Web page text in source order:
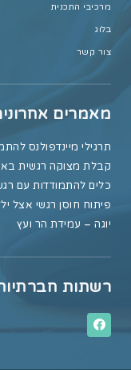
מרכיבי התכנית
בלוג
צור קשר
מאמרים
תרגילי מיינדפולנס
קבלת מצוקה רגשית
כלים להתמודדות עם
פיתוח חוסן רגשי אצל
יוגה – עמידת הר ועץ
רשתות